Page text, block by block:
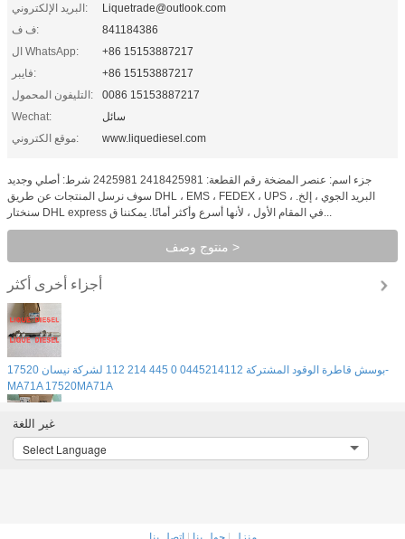
البريد الإلكتروني:
Liquetrade@outlook.com
ف ف:
841184386
ال WhatsApp:
+86 15153887217
فايبر:
+86 15153887217
التليفون المحمول:
0086 15153887217
Wechat:
سائل
موقع الكتروني:
www.liquediesel.com
جزء اسم: عنصر المضخة رقم القطعة: 2418425981 2425981 شرط: أصلي وجديد
سوف نرسل المنتجات عن طريق DHL ، EMS ، FEDEX ، UPS ، البريد الجوي ، إلخ.
سنختار DHL express في المقام الأول ، لأنها أسرع وأكثر أمانًا. يمكننا ق...
منتوج وصف >
أجزاء أخرى
بوسش قاطرة الوقود المشتركة 0445214112 0 445 214 112 لشركة نيسان 17520-
MA71A 17520MA71A
مضخة المياه كامينز 4299030 4299030X P4299030
غير اللغة
Select Language